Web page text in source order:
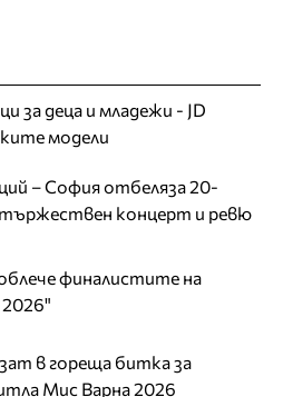
за деца и младежи - JD
модели
– София отбеляза 20-
концерт и ревю
финалистите на
в гореща битка за
Мис Варна 2026